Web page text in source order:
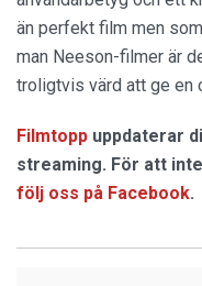
än perfekt film men
man Neeson-filmer är
troligtvis värd att ge en
Filmtopp uppdaterar
streaming. För att
följ oss på Facebook.